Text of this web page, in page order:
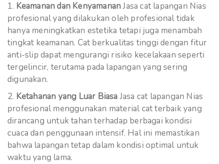
Keamanan dan KenyamananJasa cat lapangan Nias
profesional yang dilakukan oleh profesional tidak
hanya meningkatkan estetika tetapi juga menambah
tingkat keamanan. Cat berkualitas tinggi dengan fitur
anti-slip dapat mengurangi risiko kecelakaan seperti
tergelincir, terutama pada lapangan yang sering
digunakan.
Ketahanan yang Luar Biasa Jasa cat lapangan Nias
profesional menggunakan material cat terbaik yang
dirancang untuk tahan terhadap berbagai kondisi
cuaca dan penggunaan intensif. Hal ini memastikan
bahwa lapangan tetap dalam kondisi optimal untuk
waktu yang lama.